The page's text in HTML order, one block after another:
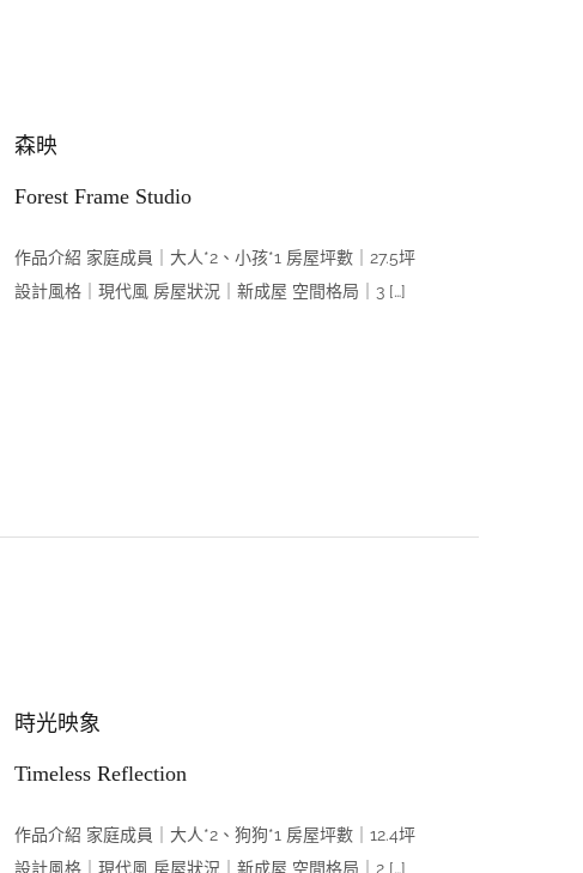
森映
Forest Frame Studio
作品介紹 家庭成員｜大人*2、小孩*1 房屋坪數｜27.5坪
設計風格｜現代風 房屋狀況｜新成屋 空間格局｜3 […]
時光映象
Timeless Reflection
作品介紹 家庭成員｜大人*2、狗狗*1 房屋坪數｜12.4坪
設計風格｜現代風 房屋狀況｜新成屋 空間格局｜2 […]